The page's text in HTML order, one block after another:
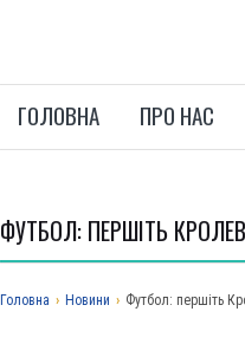
ГОЛОВНА ПРО НАС
ФУТБОЛ: ПЕРШІТЬ
Головна › Новини › Футбол: першіть